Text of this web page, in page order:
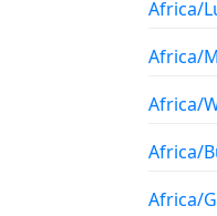
Africa/
Africa/
Africa/
Africa/
Africa/